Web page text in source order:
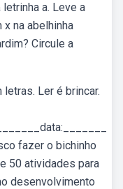
a. Leve a
x na abelhinha
Circule a
Ler é brincar.
fazer o bichinho
50 atividades para
desenvolvimento